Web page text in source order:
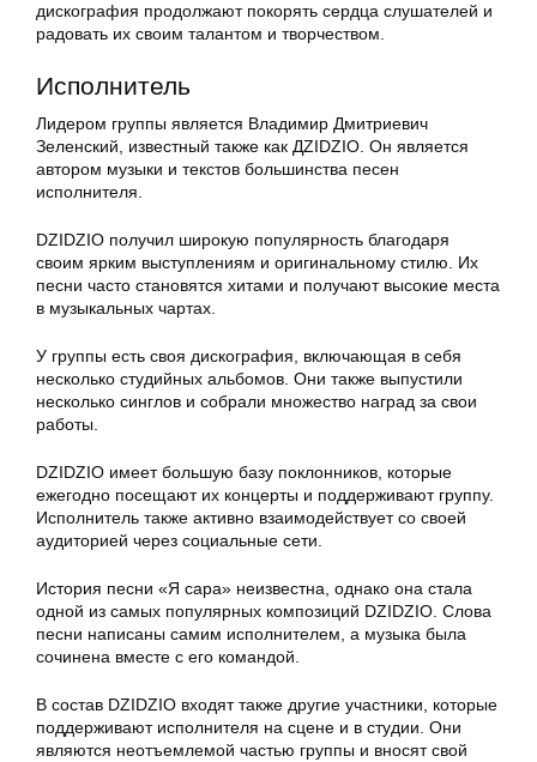
дискография продолжают покорять сердца слушателей и
радовать их своим талантом и творчеством.
Исполнитель
Лидером группы является Владимир Дмитриевич
Зеленский, известный также как ДZIDZIO. Он является
автором музыки и текстов большинства песен
исполнителя.
DZIDZIO получил широкую популярность благодаря
своим ярким выступлениям и оригинальному стилю. Их
песни часто становятся хитами и получают высокие места
в музыкальных чартах.
У группы есть своя дискография, включающая в себя
несколько студийных альбомов. Они также выпустили
несколько синглов и собрали множество наград за свои
работы.
DZIDZIO имеет большую базу поклонников, которые
ежегодно посещают их концерты и поддерживают группу.
Исполнитель также активно взаимодействует со своей
аудиторией через социальные сети.
История песни «Я сара» неизвестна, однако она стала
одной из самых популярных композиций DZIDZIO. Слова
песни написаны самим исполнителем, а музыка была
сочинена вместе с его командой.
В состав DZIDZIO входят также другие участники, которые
поддерживают исполнителя на сцене и в студии. Они
являются неотъемлемой частью группы и вносят свой